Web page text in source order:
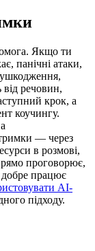
Якщо ти
панічні атаки,
речовин,
крок, а
коучингу.
— через
в розмові,
проговорює,
працює
AI-
підходу.